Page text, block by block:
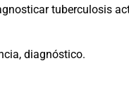
tuberculosis
diagnóstico.